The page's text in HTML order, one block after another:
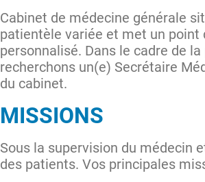
Cabinet de médecine générale
patientèle variée et met un
personnalisé. Dans le cadre de
recherchons un(e) Secrétaire
du cabinet.
MISSIONS
Sous la supervision du médecin
des patients. Vos principales